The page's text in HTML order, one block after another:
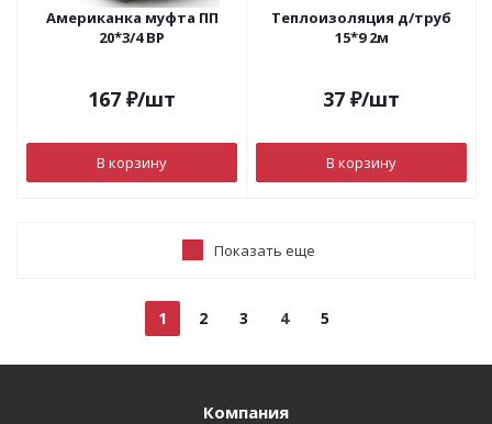
Американка муфта ПП
20*3/4 ВР
167 ₽/шт
В корзину
Теплоизоляция д/труб
15*9 2м
37 ₽/шт
В корзину
Показать еще
1 2 3 4 5
Компания